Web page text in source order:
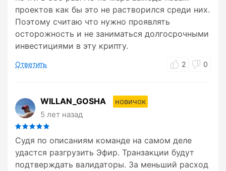
проектов как бы это не растворился среди них.
Поэтому считаю что нужно проявлять
осторожность и не заниматься долгосрочными
инвестициями в эту крипту.
Ответить 2 0
WILLAN_GOSHA
новичок
5 лет назад
Судя по описаниям команде на самом деле
удастся разгрузить Эфир. Транзакции будут
подтверждать валидаторы. За меньший расход